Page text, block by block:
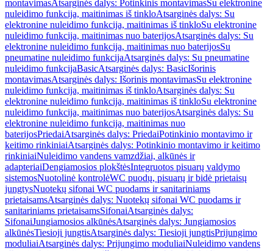
montavimasAtsarginės dalys: Potinkinis montavimasSu elektronine
nuleidimo funkcija, maitinimas iš tinkloAtsarginės dalys: Su
elektronine nuleidimo funkcija, maitinimas iš tinkloSu elektronine
nuleidimo funkcija, maitinimas nuo baterijosAtsarginės dalys: Su
elektronine nuleidimo funkcija, maitinimas nuo baterijosSu
pneumatine nuleidimo funkcijaAtsarginės dalys: Su pneumatine
nuleidimo funkcijaBasicAtsarginės dalys: BasicIšorinis
montavimasAtsarginės dalys: Išorinis montavimasSu elektronine
nuleidimo funkcija, maitinimas iš tinkloAtsarginės dalys: Su
elektronine nuleidimo funkcija, maitinimas iš tinkloSu elektronine
nuleidimo funkcija, maitinimas nuo baterijosAtsarginės dalys: Su
elektronine nuleidimo funkcija, maitinimas nuo
baterijosPriedaiAtsarginės dalys: PriedaiPotinkinio montavimo ir
keitimo rinkiniaiAtsarginės dalys: Potinkinio montavimo ir keitimo
rinkiniaiNuleidimo vandens vamzdžiai, alkūnės ir
adapteriaiDengiamosios plokštėsIntegruotos pisuarų valdymo
sistemosNuotolinė kontrolėWC puodų, pisuarų ir bidė prietaisų
jungtysNuotekų sifonai WC puodams ir sanitariniams
prietaisamsAtsarginės dalys: Nuotekų sifonai WC puodams ir
sanitariniams prietaisamsSifonaiAtsarginės dalys:
SifonaiJungiamosios alkūnėsAtsarginės dalys: Jungiamosios
alkūnėsTiesioji jungtisAtsarginės dalys: Tiesioji jungtisPrijungimo
moduliaiAtsarginės dalys: Prijungimo moduliaiNuleidimo vandens